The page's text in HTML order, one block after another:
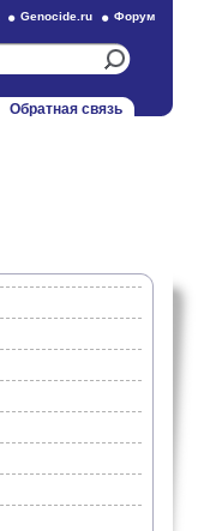
Genocide.ru Форум
Обратная связь